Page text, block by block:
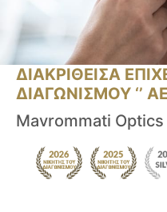
ΔΙΑΚΡΙΘΕΙΣΑ
ΔΙΑΓΩΝΙΣΜΟΥ ‘’
Mavrommati Optics